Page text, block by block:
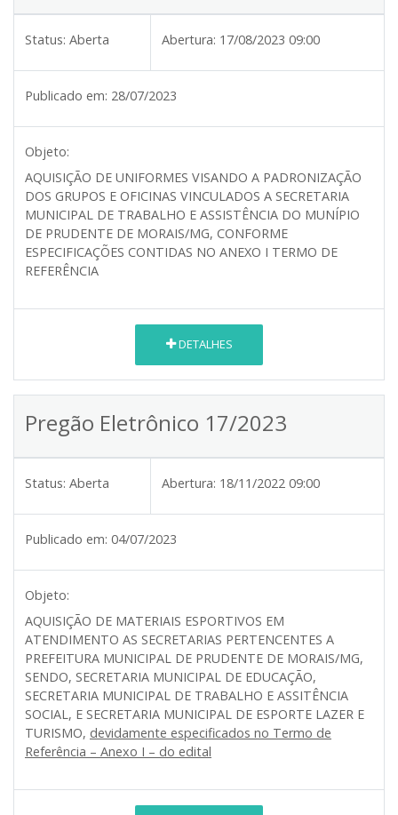
Status: Aberta Abertura: 17/08/2023 09:00
Publicado em: 28/07/2023
Objeto:
AQUISIÇÃO DE UNIFORMES VISANDO A PADRONIZAÇÃO
DOS GRUPOS E OFICINAS VINCULADOS A SECRETARIA
MUNICIPAL DE TRABALHO E ASSISTÊNCIA DO MUNÍPIO
DE PRUDENTE DE MORAIS/MG, CONFORME
ESPECIFICAÇÕES CONTIDAS NO ANEXO I TERMO DE
REFERÊNCIA
DETALHES
Pregão Eletrônico 17/2023
Status: Aberta Abertura: 18/11/2022 09:00
Publicado em: 04/07/2023
Objeto:
AQUISIÇÃO DE MATERIAIS ESPORTIVOS EM
ATENDIMENTO AS SECRETARIAS PERTENCENTES A
PREFEITURA MUNICIPAL DE PRUDENTE DE MORAIS/MG,
SENDO, SECRETARIA MUNICIPAL DE EDUCAÇÃO,
SECRETARIA MUNICIPAL DE TRABALHO E ASSITÊNCIA
SOCIAL, E SECRETARIA MUNICIPAL DE ESPORTE LAZER E
TURISMO, devidamente especificados no Termo de
Referência – Anexo I – do edital